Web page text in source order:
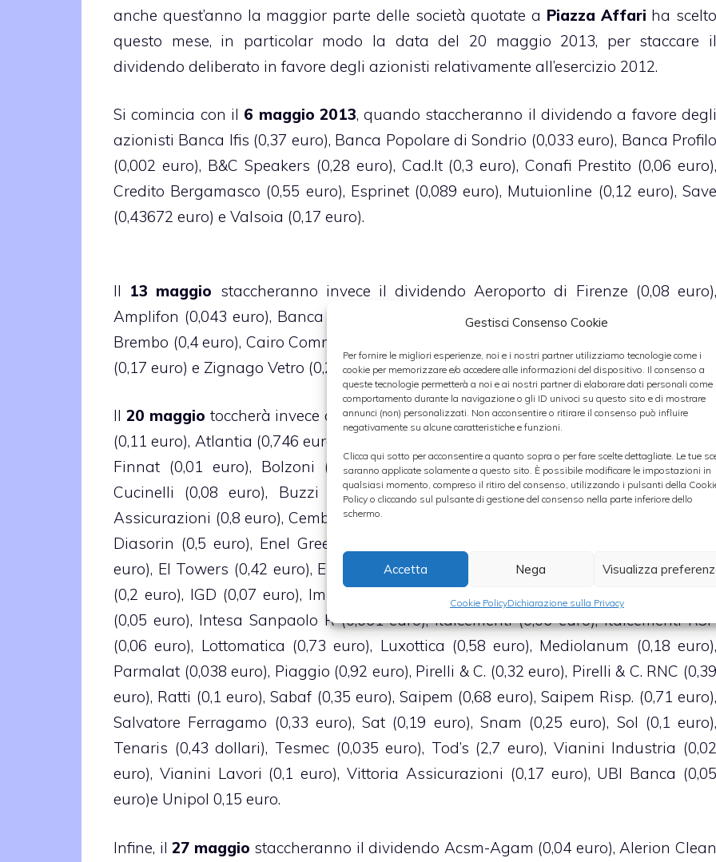
Gestisci Consenso Cookie
Per fornire le migliori esperienze, noi e i nostri partner utilizziamo tecnologie come i
cookie per memorizzare e/o accedere alle informazioni del dispositivo. Il consenso a
queste tecnologie permetterà a noi e ai nostri partner di elaborare dati personali come
comportamento durante la navigazione o gli ID univoci su questo sito e di mostrare
annunci (non) personalizzati. Non acconsentire o ritirare il consenso può influire
negativamente su alcune caratteristiche e funzioni.
Clicca qui sotto per acconsentire a quanto sopra o per fare scelte dettagliate. Le tue
saranno applicate solamente a questo sito. È possibile modificare le impostazioni in
qualsiasi momento, compreso il ritiro del consenso, utilizzando i pulsanti della
Policy o cliccando sul pulsante di gestione del consenso nella parte inferiore dello
schermo.
Accetta Nega Visualizza
Cookie PolicyDichiarazione sulla Privacy
anche quest’anno la maggior parte delle società quotate a Piazza Affari ha scelto
questo mese, in particolar modo la data del 20 maggio 2013, per staccare il
dividendo deliberato in favore degli azionisti relativamente all’esercizio 2012.
Si comincia con il 6 maggio 2013, quando staccheranno il dividendo a favore degli
azionisti Banca Ifis (0,37 euro), Banca Popolare di Sondrio (0,033 euro), Banca Profilo
(0,002 euro), B&C Speakers (0,28 euro), Cad.It (0,3 euro), Conafi Prestito (0,06 euro),
Credito Bergamasco (0,55 euro), Esprinet (0,089 euro), Mutuionline (0,12 euro), Save
(0,43672 euro) e Valsoia (0,17 euro).
Il 13 maggio staccheranno invece il dividendo Aeroporto di Firenze (0,08 euro),
Amplifon (0,043 euro), Banca Desio e Brianza (0,0364 euro), Beni Stabili (0,22 euro),
Brembo (0,4 euro), Cairo Communication (0,27 euro), Datalogic (0,15 euro), Interpump
(0,17 euro) e Zignago Vetro (0,25 euro).
Il 20 maggio toccherà invece ad Acea (0,3 euro), Ansaldo STS (0,18 euro), Ascopiave
(0,11 euro), Atlantia (0,746 euro), Azimut (0,55 euro), Banca Generali (0,9 euro), Banca
Finnat (0,01 euro), Bolzoni (0,05 euro), Bonifiche Ferraresi (0,04 euro), Brunello
Cucinelli (0,08 euro), Buzzi Unicem (0,05 euro), Campari (0,07 euro), Cattolica
Assicurazioni (0,8 euro), Cembre (0,16 euro), Cementir (0,04 euro), Credem (0,12 euro),
Diasorin (0,5 euro), Enel Green Power (0,0259 euro), El.En. (0,5 euro), Elica (0,0237
euro), EI Towers (0,42 euro), Eni (1,08 euro), Erg (0,4 euro), Geox (0,06 euro), Generali
(0,2 euro), IGD (0,07 euro), Impregilo (1,49 euro), Indesit (0,2 euro), Intesa Sanpaolo
(0,05 euro), Intesa Sanpaolo R (0,061 euro), Italcementi (0,06 euro), Italcementi RSP
(0,06 euro), Lottomatica (0,73 euro), Luxottica (0,58 euro), Mediolanum (0,18 euro),
Parmalat (0,038 euro), Piaggio (0,92 euro), Pirelli & C. (0,32 euro), Pirelli & C. RNC (0,39
euro), Ratti (0,1 euro), Sabaf (0,35 euro), Saipem (0,68 euro), Saipem Risp. (0,71 euro),
Salvatore Ferragamo (0,33 euro), Sat (0,19 euro), Snam (0,25 euro), Sol (0,1 euro),
Tenaris (0,43 dollari), Tesmec (0,035 euro), Tod’s (2,7 euro), Vianini Industria (0,02
euro), Vianini Lavori (0,1 euro), Vittoria Assicurazioni (0,17 euro), UBI Banca (0,05
euro)e Unipol 0,15 euro.
Infine, il27 maggio staccheranno il dividendo Acsm-Agam (0,04 euro), Alerion Clean